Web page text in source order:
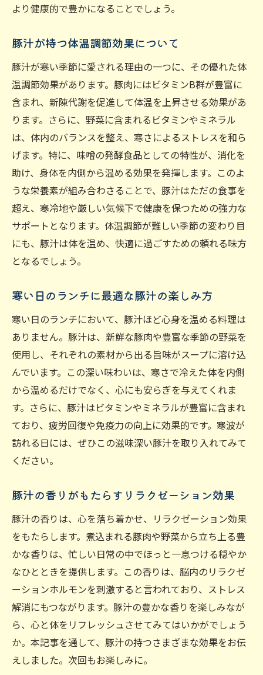
免疫を高めるための豚汁の選び方
日常に豚汁を取り入れる健康効果
豚汁の癒し効果日常のストレスを解消する力
豚汁でストレスを和らげる方法
精神的な疲れにも効果的な豚汁
豚汁がもたらす日常の癒し
心をリフレッシュする豚汁の力
ストレスフリーな生活に豚汁を
豚汁で心も体もリラックス
より健康的で豊かになることでしょう。
豚汁が持つ体温調節効果について
豚汁が寒い季節に愛される理由の一つに、その優れた体
温調節効果があります。豚肉にはビタミンB群が豊富に
含まれ、新陳代謝を促進して体温を上昇させる効果があ
ります。さらに、野菜に含まれるビタミンやミネラル
は、体内のバランスを整え、寒さによるストレスを和ら
げます。特に、味噌の発酵食品としての特性が、消化を
助け、身体を内側から温める効果を発揮します。このよ
うな栄養素が組み合わさることで、豚汁はただの食事を
超え、寒冷地や厳しい気候下で健康を保つための強力な
サポートとなります。体温調節が難しい季節の変わり目
にも、豚汁は体を温め、快適に過ごすための頼れる味方
となるでしょう。
寒い日のランチに最適な豚汁の楽しみ方
寒い日のランチにおいて、豚汁ほど心身を温める料理は
ありません。豚汁は、新鮮な豚肉や豊富な季節の野菜を
使用し、それぞれの素材から出る旨味がスープに溶け込
んでいます。この深い味わいは、寒さで冷えた体を内側
から温めるだけでなく、心にも安らぎを与えてくれま
す。さらに、豚汁はビタミンやミネラルが豊富に含まれ
ており、疲労回復や免疫力の向上に効果的です。寒波が
訪れる日には、ぜひこの滋味深い豚汁を取り入れてみて
ください。
豚汁の香りがもたらすリラクゼーション効果
豚汁の香りは、心を落ち着かせ、リラクゼーション効果
をもたらします。煮込まれる豚肉や野菜から立ち上る豊
かな香りは、忙しい日常の中でほっと一息つける穏やか
なひとときを提供します。この香りは、脳内のリラクゼ
ーションホルモンを刺激すると言われており、ストレス
解消にもつながります。豚汁の豊かな香りを楽しみなが
ら、心と体をリフレッシュさせてみてはいかがでしょう
か。本記事を通して、豚汁の持つさまざまな効果をお伝
えしました。次回もお楽しみに。